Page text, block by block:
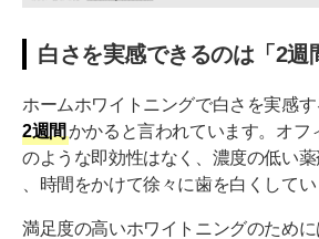
白さを実感できるのは「2週
ホームホワイトニングで白さを実感
2週間 かかると言われています。オフ
のような即効性はなく、濃度の低い
、時間をかけて徐々に歯を白くして
満足度の高いホワイトニングのため